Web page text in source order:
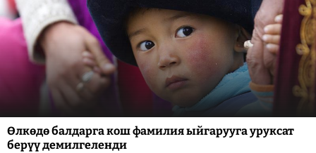
Өлкөдө балдарга кош фамилия ыйгарууга уруксат
берүү демилгеленди